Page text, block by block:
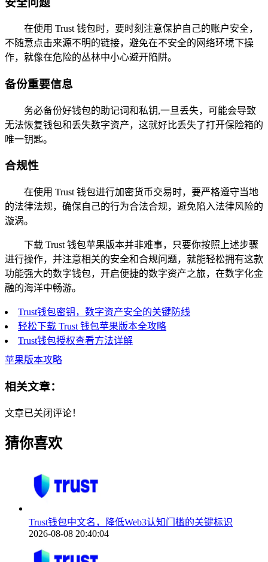
在使用 Trust 钱包时，要时刻注意保护自己的账户安全，
不随意点击来源不明的链接，避免在不安全的网络环境下操
作，就像在危险的丛林中小心避开陷阱。
备份重要信息
务必备份好钱包的助记词和私钥,一旦丢失，可能会导致
无法恢复钱包和丢失数字资产，这就好比丢失了打开保险箱的
唯一钥匙。
合规性
在使用 Trust 钱包进行加密货币交易时，要严格遵守当地
的法律法规，确保自己的行为合法合规，避免陷入法律风险的
漩涡。
下载 Trust 钱包苹果版本并非难事，只要你按照上述步骤
进行操作，并注意相关的安全和合规问题，就能轻松拥有这款
功能强大的数字钱包，开启便捷的数字资产之旅，在数字化金
融的海洋中畅游。
Trust钱包密钥，数字资产安全的关键防线
轻松下载 Trust 钱包苹果版本全攻略
Trust钱包授权查看方法详解
苹果版本攻略
相关文章：
文章已关闭评论！
猜你喜欢
Trust钱包中文名，降低Web3认知门槛的关键标识
2026-08-08 20:40:04